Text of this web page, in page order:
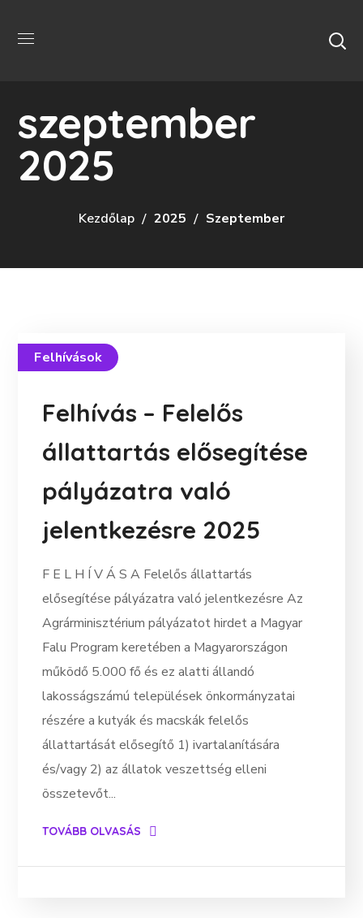
szeptember
2025
Kezdőlap 2025 Szeptember
Felhívások
Felhívás – Felelős
állattartás elősegítése
pályázatra való
jelentkezésre 2025
F E L H Í V Á S A Felelős állattartás
elősegítése pályázatra való jelentkezésre Az
Agrárminisztérium pályázatot hirdet a Magyar
Falu Program keretében a Magyarországon
működő 5.000 fő és ez alatti állandó
lakosságszámú települések önkormányzatai
részére a kutyák és macskák felelős
állattartását elősegítő 1) ivartalanítására
és/vagy 2) az állatok veszettség elleni
összetevőt...
TOVÁBB OLVASÁS